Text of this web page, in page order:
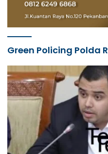
Green Policing Polda